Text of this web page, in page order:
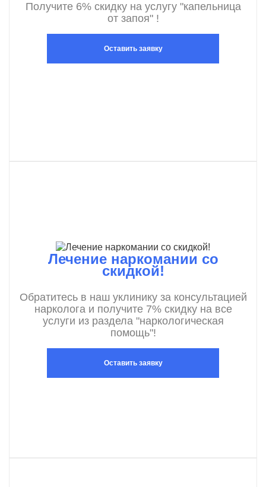
Получите 6% скидку на услугу "капельница
от запоя" !
Оставить заявку
Лечение наркомании со
скидкой!
Обратитесь в наш уклинику за консультацией
нарколога и получите 7% скидку на все
услуги из раздела "наркологическая
помощь"!
Оставить заявку